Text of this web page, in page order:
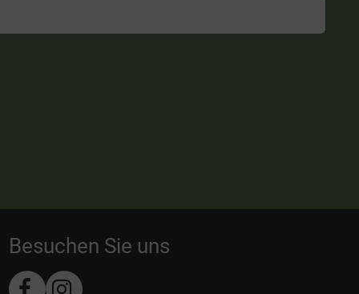
Besuchen Sie uns